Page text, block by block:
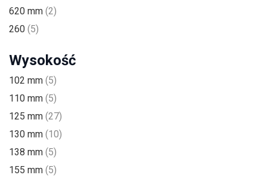
620 mm (2)
260 (5)
Wysokość
102 mm (5)
110 mm (5)
125 mm (27)
130 mm (10)
138 mm (5)
155 mm (5)